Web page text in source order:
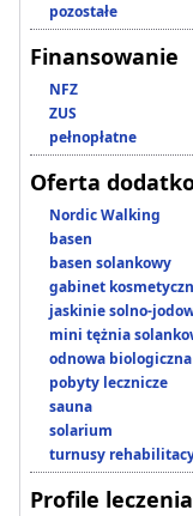
pozostałe
Finansowanie
NFZ
ZUS
pełnopłatne
Oferta
Nordic Walking
basen
basen solankowy
gabinet
jaskinie solno-
mini tężnia
odnowa biologiczna
pobyty lecznicze
sauna
solarium
turnusy
Profile leczenia